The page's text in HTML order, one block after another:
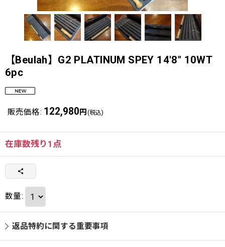
【Beulah】G2 PLATINUM SPEY 14'8" 10WT
6pc
販売価格: 122,980 円 (税込)
在庫数残り1点
数量:
返品特約に関する重要事項